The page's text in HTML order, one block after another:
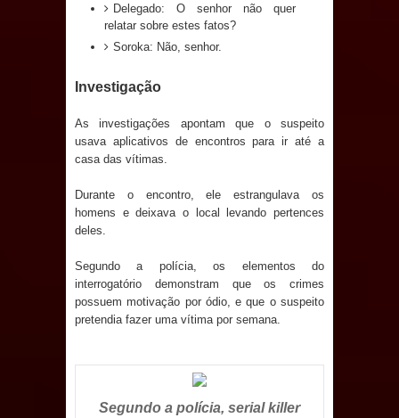
evento de saúde pública do planeta
MULUNGU: Servidora revela
Ribeiro e prática repudiável revolta
Caldas Brandão: IPMCB responde
questionamentos da vereadora
Rosângela e afirma que
parcelamentos são referentes a
Delegado: O senhor não quer
relatar sobre estes fatos?
Soroka: Não, senhor.
Investigação
As investigações apontam que o suspeito
usava aplicativos de encontros para ir até a
casa das vítimas.
Durante o encontro, ele estrangulava os
homens e deixava o local levando pertences
deles.
Segundo a polícia, os elementos do
interrogatório demonstram que os crimes
possuem motivação por ódio, e que o suspeito
pretendia fazer uma vítima por semana.
Segundo a polícia, serial killer